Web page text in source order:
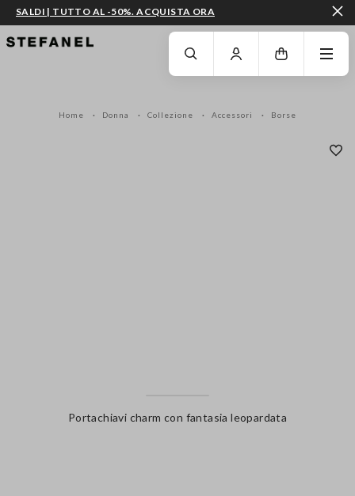
VAI AL CONTENUTO PRINCIPALE SCENDI AL FONDO DELLA PAGINA
SALDI | TUTTO AL -50%. ACQUISTA ORA
Home Donna Collezione Accessori Borse
Portachiavi charm con fantasia leopardata